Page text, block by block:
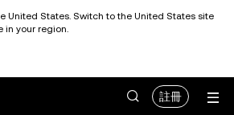
United States. Switch to the United States site
in your region.
註冊